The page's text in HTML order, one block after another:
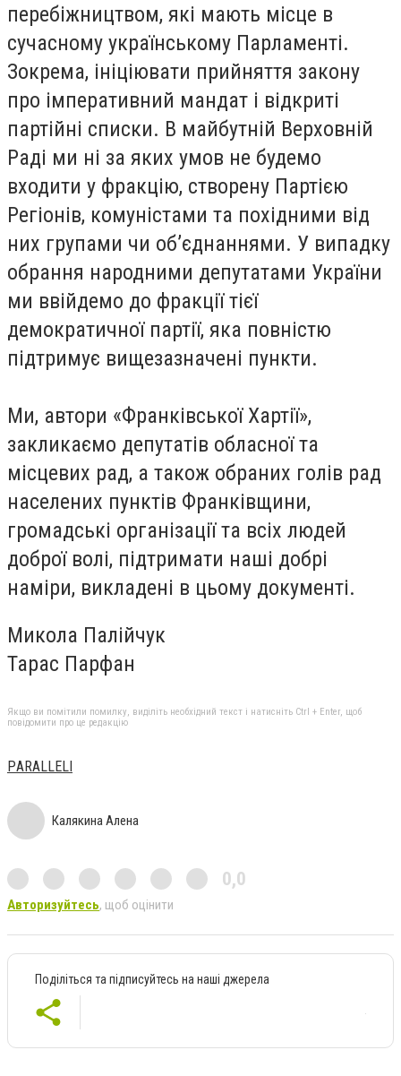
перебіжництвом, які мають місце в
сучасному українському Парламенті.
Зокрема, ініціювати прийняття закону
про імперативний мандат і відкриті
партійні списки. В майбутній Верховній
Раді ми ні за яких умов не будемо
входити у фракцію, створену Партією
Регіонів, комуністами та похідними від
них групами чи об’єднаннями. У випадку
обрання народними депутатами України
ми ввійдемо до фракції тієї
демократичної партії, яка повністю
підтримує вищезазначені пункти.
Ми, автори «Франківської Хартії»,
закликаємо депутатів обласної та
місцевих рад, а також обраних голів рад
населених пунктів Франківщини,
громадські організації та всіх людей
доброї волі, підтримати наші добрі
наміри, викладені в цьому документі.
Микола Палійчук
Тарас Парфан
Якщо ви помітили помилку, виділіть необхідний текст і натисніть Ctrl + Enter, щоб
повідомити про це редакцію
РARALLELI
Калякина Алена
0,0
Авторизуйтесь, щоб оцінити
Поділіться та підписуйтесь на наші джерела